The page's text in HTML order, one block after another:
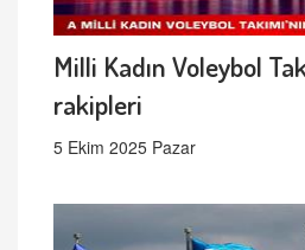
Milli Kadın Voleybol
rakipleri
5 Ekim 2025 Pazar